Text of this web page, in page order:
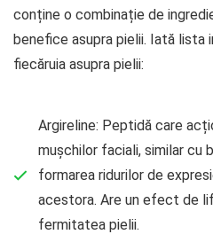
conține o combinație de
benefice asupra pielii. Iată
fiecăruia asupra pielii:
Argireline: Peptidă care
mușchilor faciali, similar cu
formarea ridurilor de
acestora. Are un efect de
fermitatea pielii.